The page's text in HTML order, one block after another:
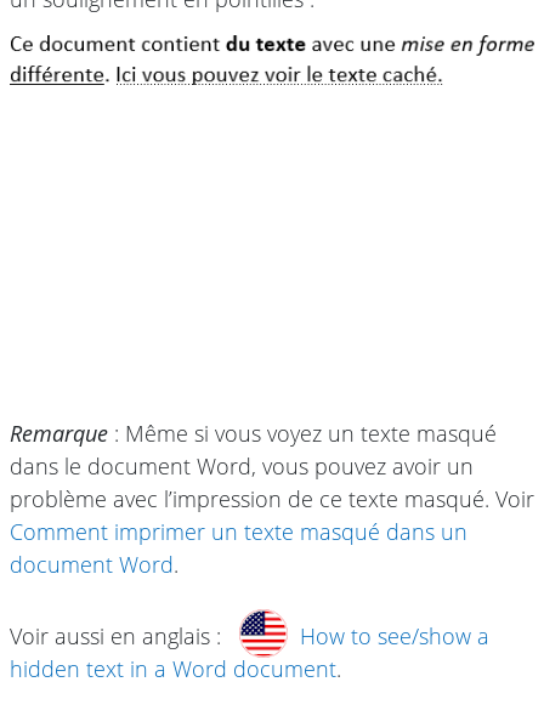
Remarque : Même si vous voyez un texte masqué
dans le document Word, vous pouvez avoir un
problème avec l’impression de ce texte masqué. Voir
Comment imprimer un texte masqué dans un
document Word.
Voir aussi en anglais :
How to see/show a
hidden text in a Word document.